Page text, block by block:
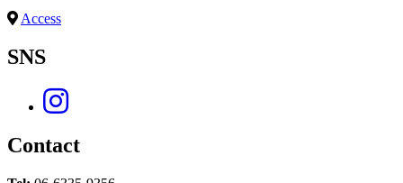
Access
SNS
Contact